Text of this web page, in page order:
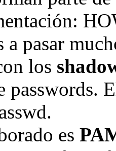
a pasar
los
passwords.
es